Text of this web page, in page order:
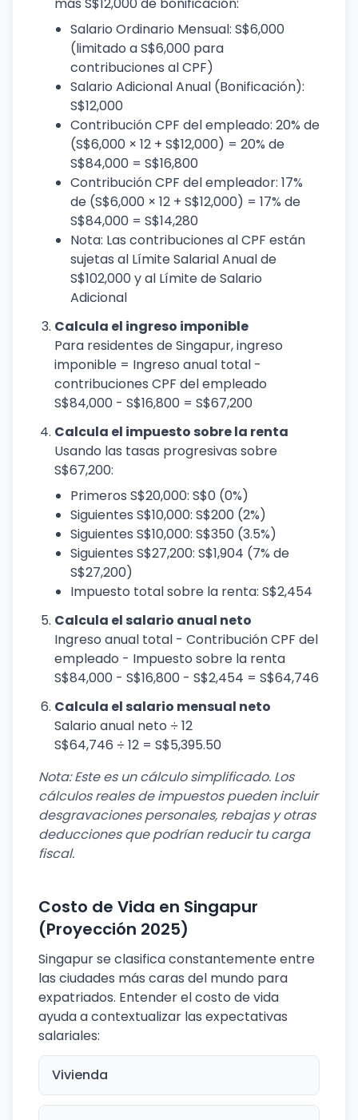
Salario Ordinario Mensual: S$6,000
(limitado a S$6,000 para
contribuciones al CPF)
Salario Adicional Anual (Bonificación):
S$12,000
Contribución CPF del empleado: 20% de
(S$6,000 × 12 + S$12,000) = 20% de
S$84,000 = S$16,800
Contribución CPF del empleador: 17%
de (S$6,000 × 12 + S$12,000) = 17% de
S$84,000 = S$14,280
Nota: Las contribuciones al CPF están
sujetas al Límite Salarial Anual de
S$102,000 y al Límite de Salario
Adicional
Calcula el ingreso imponible
Para residentes de Singapur, ingreso
imponible = Ingreso anual total -
contribuciones CPF del empleado
S$84,000 - S$16,800 = S$67,200
Calcula el impuesto sobre la renta
Usando las tasas progresivas sobre
S$67,200:
Primeros S$20,000: S$0 (0%)
Siguientes S$10,000: S$200 (2%)
Siguientes S$10,000: S$350 (3.5%)
Siguientes S$27,200: S$1,904 (7% de
S$27,200)
Impuesto total sobre la renta: S$2,454
Calcula el salario anual neto
Ingreso anual total - Contribución CPF del
empleado - Impuesto sobre la renta
S$84,000 - S$16,800 - S$2,454 = S$64,746
Calcula el salario mensual neto
Salario anual neto ÷ 12
S$64,746 ÷ 12 = S$5,395.50
Nota: Este es un cálculo simplificado. Los
cálculos reales de impuestos pueden incluir
desgravaciones personales, rebajas y otras
deducciones que podrían reducir tu carga
fiscal.
Costo de Vida en Singapur
(Proyección 2025)
Singapur se clasifica constantemente entre
las ciudades más caras del mundo para
expatriados. Entender el costo de vida
ayuda a contextualizar las expectativas
salariales:
Vivienda